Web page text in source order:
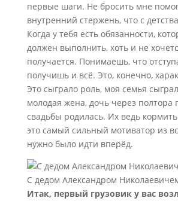
первые шаги. Не бросить мне
внутренний стержень, что с
Когда у тебя есть обязанности,
должен выполнить, хоть и не
получается. Понимаешь, что
получишь и всё. Это, конечно,
Это сыграло роль, моя семья
молодая жена, дочь через полтора
свадьбы родилась. Их ведь
это самый сильный мотиватор из
нужно было идти вперёд.
С дедом Александром
Итак, первый грузовик у вас